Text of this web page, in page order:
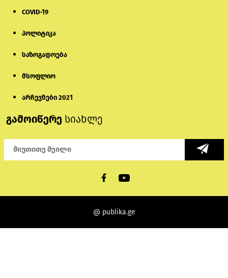
COVID-19
პოლიტიკა
საზოგადოება
მსოფლიო
არჩევნები 2021
გამოიწერე სიახლე
@ publika.ge